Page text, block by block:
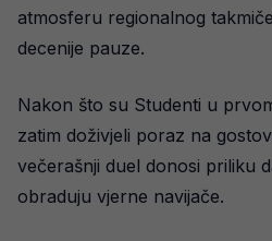
atmosferu regionalnog
decenije pauze.
Nakon što su Studenti u
zatim doživjeli poraz na
večerašnji duel donosi priliku
obraduju vjerne navijače.